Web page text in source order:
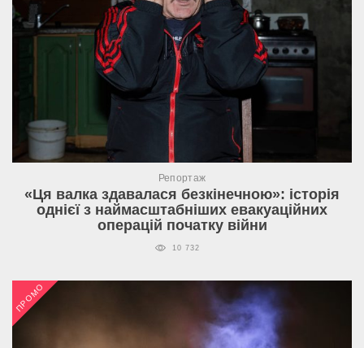
Репортаж
«Ця валка здавалася безкінечною»: історія
однієї з наймасштабніших евакуаційних
операцій початку війни
10 732
ПРОМО